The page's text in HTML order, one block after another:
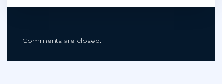
Comments are closed.